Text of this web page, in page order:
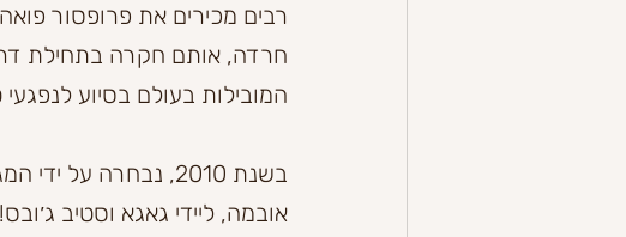
חרדה, אותם חקרה בתחילת
המובילות בעולם בסיוע
אובמה, ליידי גאגא וסטיב